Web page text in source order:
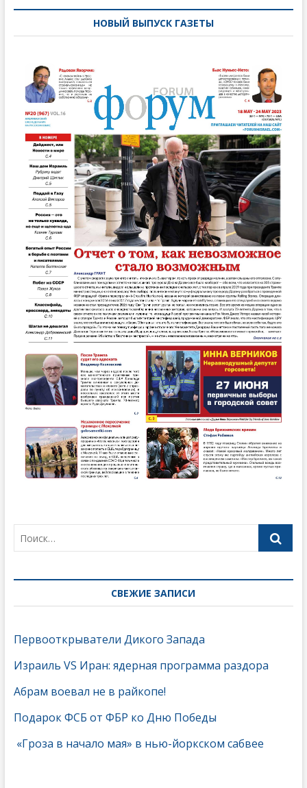
записямНОВЫЙ ВЫПУСК ГАЗЕТЫ
СВЕЖИЕ ЗАПИСИ
Первооткрыватели Дикого Запада
Израиль VS Иран: ядерная программа раздора
Абрам воевал не в райкопе!
Подарок ФСБ от ФБР ко Дню Победы
«Гроза в начало мая» в нью-йоркском сабвее